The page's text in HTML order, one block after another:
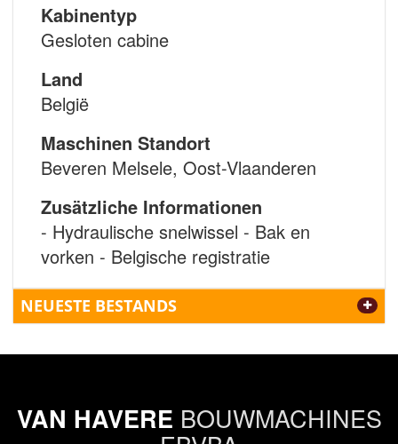
Kabinentyp
Gesloten cabine
Land
België
Maschinen Standort
Beveren Melsele, Oost-Vlaanderen
Zusätzliche Informationen
- Hydraulische snelwissel - Bak en
vorken - Belgische registratie
NEUESTE BESTANDS
VAN HAVERE BOUWMACHINES